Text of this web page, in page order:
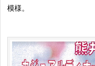
模様。